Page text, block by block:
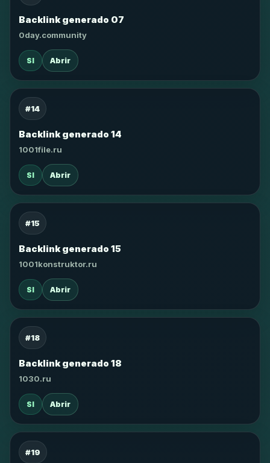
Backlink generado 07
0day.community
SI Abrir
#14
Backlink generado 14
1001file.ru
SI Abrir
#15
Backlink generado 15
1001konstruktor.ru
SI Abrir
#18
Backlink generado 18
1030.ru
SI Abrir
#19